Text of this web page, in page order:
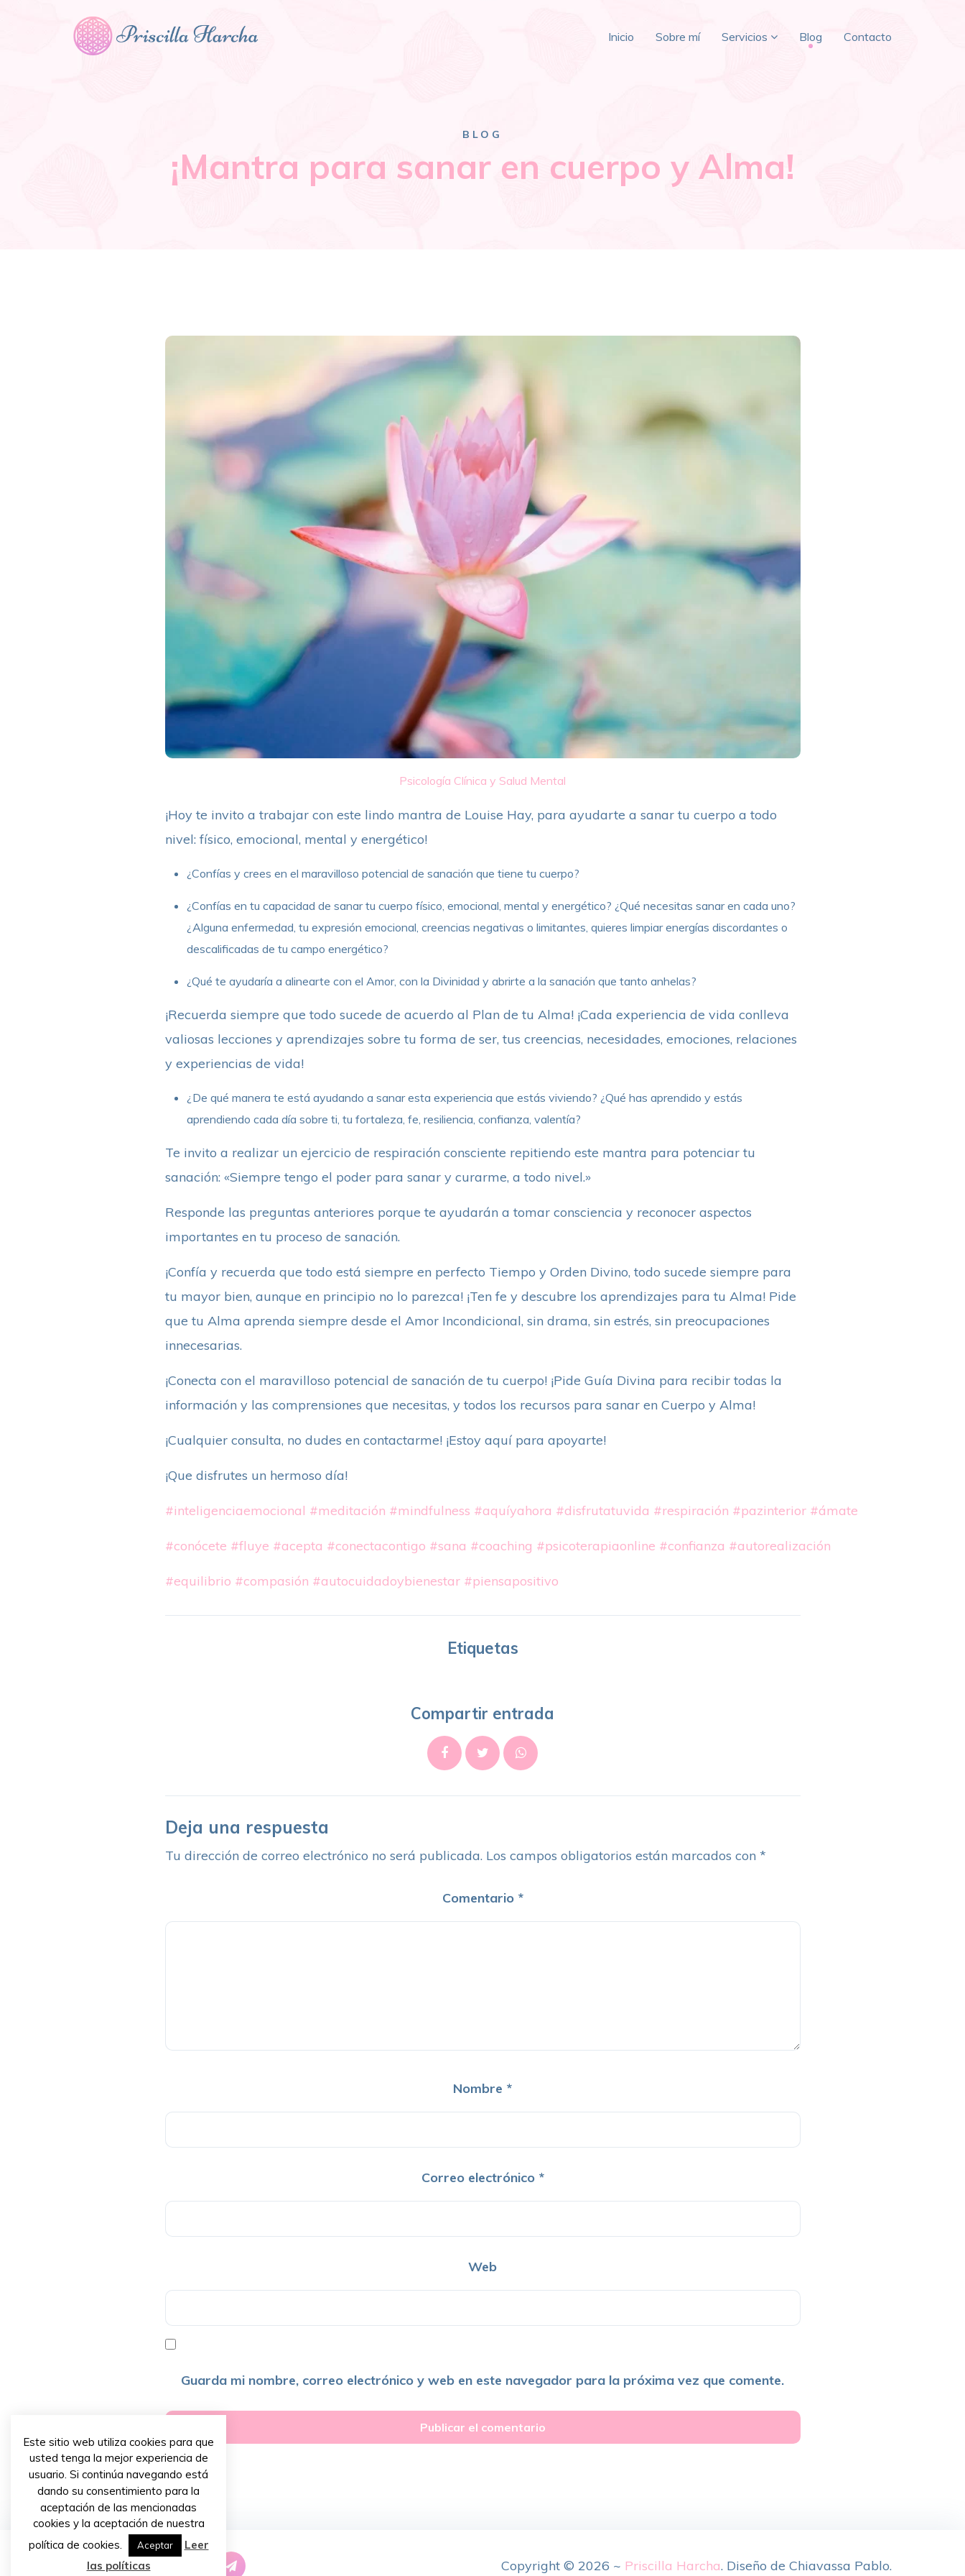
Inicio Sobre mí Servicios Blog Contacto
BLOG
¡Mantra para sanar en cuerpo y Alma!
Psicología Clínica y Salud Mental
¡Hoy te invito a trabajar con este lindo mantra de Louise Hay, para ayudarte a sanar tu cuerpo a todo
nivel: físico, emocional, mental y energético!
¿Confías y crees en el maravilloso potencial de sanación que tiene tu cuerpo?
¿Confías en tu capacidad de sanar tu cuerpo físico, emocional, mental y energético? ¿Qué necesitas sanar en cada uno?
¿Alguna enfermedad, tu expresión emocional, creencias negativas o limitantes, quieres limpiar energías discordantes o
descalificadas de tu campo energético?
¿Qué te ayudaría a alinearte con el Amor, con la Divinidad y abrirte a la sanación que tanto anhelas?
¡Recuerda siempre que todo sucede de acuerdo al Plan de tu Alma! ¡Cada experiencia de vida conlleva
valiosas lecciones y aprendizajes sobre tu forma de ser, tus creencias, necesidades, emociones, relaciones
y experiencias de vida!
¿De qué manera te está ayudando a sanar esta experiencia que estás viviendo? ¿Qué has aprendido y estás
aprendiendo cada día sobre ti, tu fortaleza, fe, resiliencia, confianza, valentía?
Te invito a realizar un ejercicio de respiración consciente repitiendo este mantra para potenciar tu
sanación: «Siempre tengo el poder para sanar y curarme, a todo nivel.»
Responde las preguntas anteriores porque te ayudarán a tomar consciencia y reconocer aspectos
importantes en tu proceso de sanación.
¡Confía y recuerda que todo está siempre en perfecto Tiempo y Orden Divino, todo sucede siempre para
tu mayor bien, aunque en principio no lo parezca! ¡Ten fe y descubre los aprendizajes para tu Alma! Pide
que tu Alma aprenda siempre desde el Amor Incondicional, sin drama, sin estrés, sin preocupaciones
innecesarias.
¡Conecta con el maravilloso potencial de sanación de tu cuerpo! ¡Pide Guía Divina para recibir todas la
información y las comprensiones que necesitas, y todos los recursos para sanar en Cuerpo y Alma!
¡Cualquier consulta, no dudes en contactarme! ¡Estoy aquí para apoyarte!
¡Que disfrutes un hermoso día!
#inteligenciaemocional #meditación #mindfulness #aquíyahora #disfrutatuvida #respiración #pazinterior #ámate
#conócete #fluye #acepta #conectacontigo #sana #coaching #psicoterapiaonline #confianza #autorealización
#equilibrio #compasión #autocuidadoybienestar #piensapositivo
Etiquetas
Compartir entrada
Deja una respuesta
Tu dirección de correo electrónico no será publicada. Los campos obligatorios están marcados con *
Comentario *
Nombre *
Correo electrónico *
Web
Guarda mi nombre, correo electrónico y web en este navegador para la próxima vez que comente.
Copyright © 2026 ~ Priscilla Harcha. Diseño de Chiavassa Pablo.
Este sitio web utiliza cookies para que
usted tenga la mejor experiencia de
usuario. Si continúa navegando está
dando su consentimiento para la
aceptación de las mencionadas
cookies y la aceptación de nuestra
política de cookies.
Aceptar
Leer
las políticas